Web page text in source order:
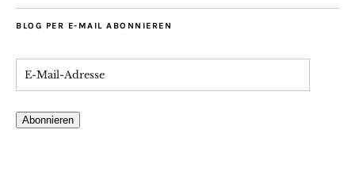
BLOG PER E-MAIL ABONNIEREN
Abonnieren